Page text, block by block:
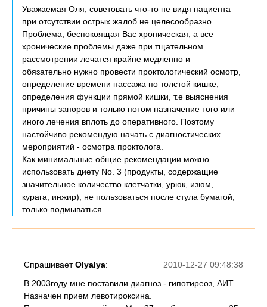
Уважаемая Оля, советовать что-то не видя пациента
при отсутствии острых жалоб не целесообразно.
Проблема, беспокоящая Вас хроническая, а все
хронические проблемы даже при тщательном
рассмотрении лечатся крайне медленно и
обязательно нужно провести проктологический осмотр,
определение времени пассажа по толстой кишке,
определения функции прямой кишки, т.е выяснения
причины запоров и только потом назначение того или
иного лечения вплоть до оперативного. Поэтому
настойчиво рекомендую начать с диагностических
мероприятий - осмотра проктолога.
Как минимальные общие рекомендации можно
использовать диету No. 3 (продукты, содержащие
значительное количество клетчатки, урюк, изюм,
курага, инжир), не пользоваться после стула бумагой,
только подмываться.
2010-12-27 09:48:38
СпрашиваетOlyalya:
В 2003году мне поставили диагноз - гипотиреоз, АИТ.
Назначен прием левотироксина.